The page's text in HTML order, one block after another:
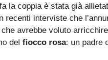
la coppia è stata già
recenti interviste che
avrebbe voluto
del fiocco rosa: un padre